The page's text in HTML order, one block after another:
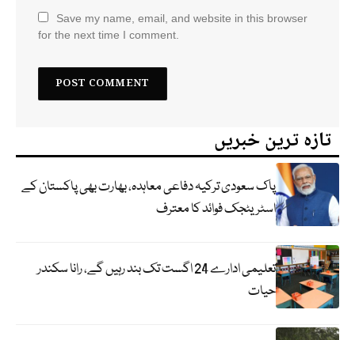
Save my name, email, and website in this browser
for the next time I comment.
تازہ ترین خبریں
پاک سعودی ترکیہ دفاعی معاہدہ، بھارت بھی پاکستان کے
اسٹریٹجک فوائد کا معترف
تعلیمی ادارے 24 اگست تک بند رہیں گے، رانا سکندر
حیات